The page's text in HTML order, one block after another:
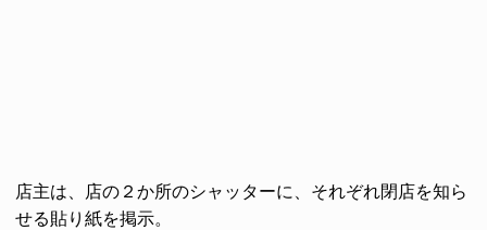
店主は、店の２か所のシャッターに、それぞれ閉店を知ら
せる貼り紙を掲示。